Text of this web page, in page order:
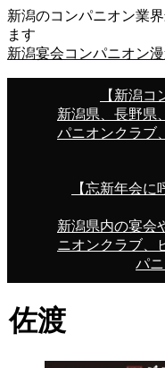
新潟のコンパニオン業
ます
新潟宴会コンパニオン
【新潟コ
新潟県、長野県
パニオンクラブ
【忘新年会
新潟県内の宴会
ニオンクラブ、
パ
佐渡